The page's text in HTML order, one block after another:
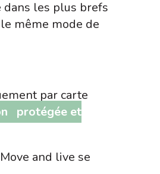
dans les plus brefs
même mode de
par carte
protégée et
and live se